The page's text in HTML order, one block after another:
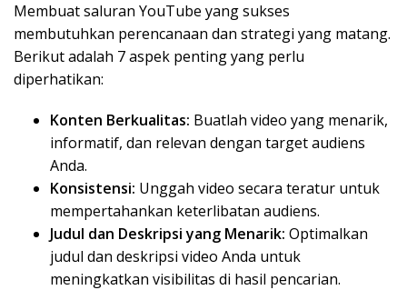
Membuat saluran YouTube yang sukses
membutuhkan perencanaan dan strategi yang matang.
Berikut adalah 7 aspek penting yang perlu
diperhatikan:
Konten Berkualitas: Buatlah video yang menarik,
informatif, dan relevan dengan target audiens
Anda.
Konsistensi: Unggah video secara teratur untuk
mempertahankan keterlibatan audiens.
Judul dan Deskripsi yang Menarik: Optimalkan
judul dan deskripsi video Anda untuk
meningkatkan visibilitas di hasil pencarian.